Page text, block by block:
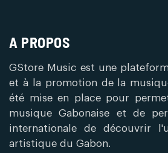
A PROPOS
GStore Music est une
et à la promotion de la
été mise en place pour
musique Gabonaise et de
internationale de découvrir
artistique du Gabon.